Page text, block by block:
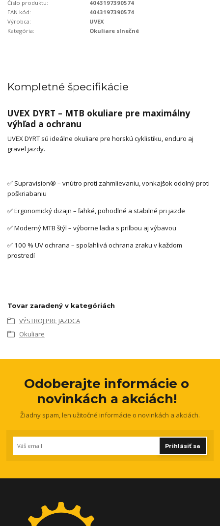
Číslo produktu:
4043197390574
EAN kód:
4043197390574
Výrobca:
UVEX
Kategória:
Okuliare slnečné
Kompletné špecifikácie
UVEX DYRT – MTB okuliare pre maximálny
výhľad a ochranu
UVEX DYRT sú ideálne okuliare pre horskú cyklistiku, enduro aj
gravel jazdy.
✅ Supravision® – vnútro proti zahmlievaniu, vonkajšok odolný proti
poškriabaniu
✅ Ergonomický dizajn – ľahké, pohodlné a stabilné pri jazde
✅ Moderný MTB štýl – výborne ladia s prilbou aj výbavou
✅ 100 % UV ochrana – spoľahlivá ochrana zraku v každom
prostredí
Tovar zaradený v kategóriách
VÝSTROJ PRE JAZDCA
Okuliare
Odoberajte informácie o
novinkách a akciách!
Žiadny spam, len užitočné informácie o novinkách a akciách.
Prihlásiť sa